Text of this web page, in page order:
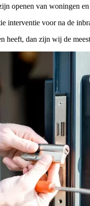
openen van woningen
interventie voor na de
heeft, dan zijn wij de